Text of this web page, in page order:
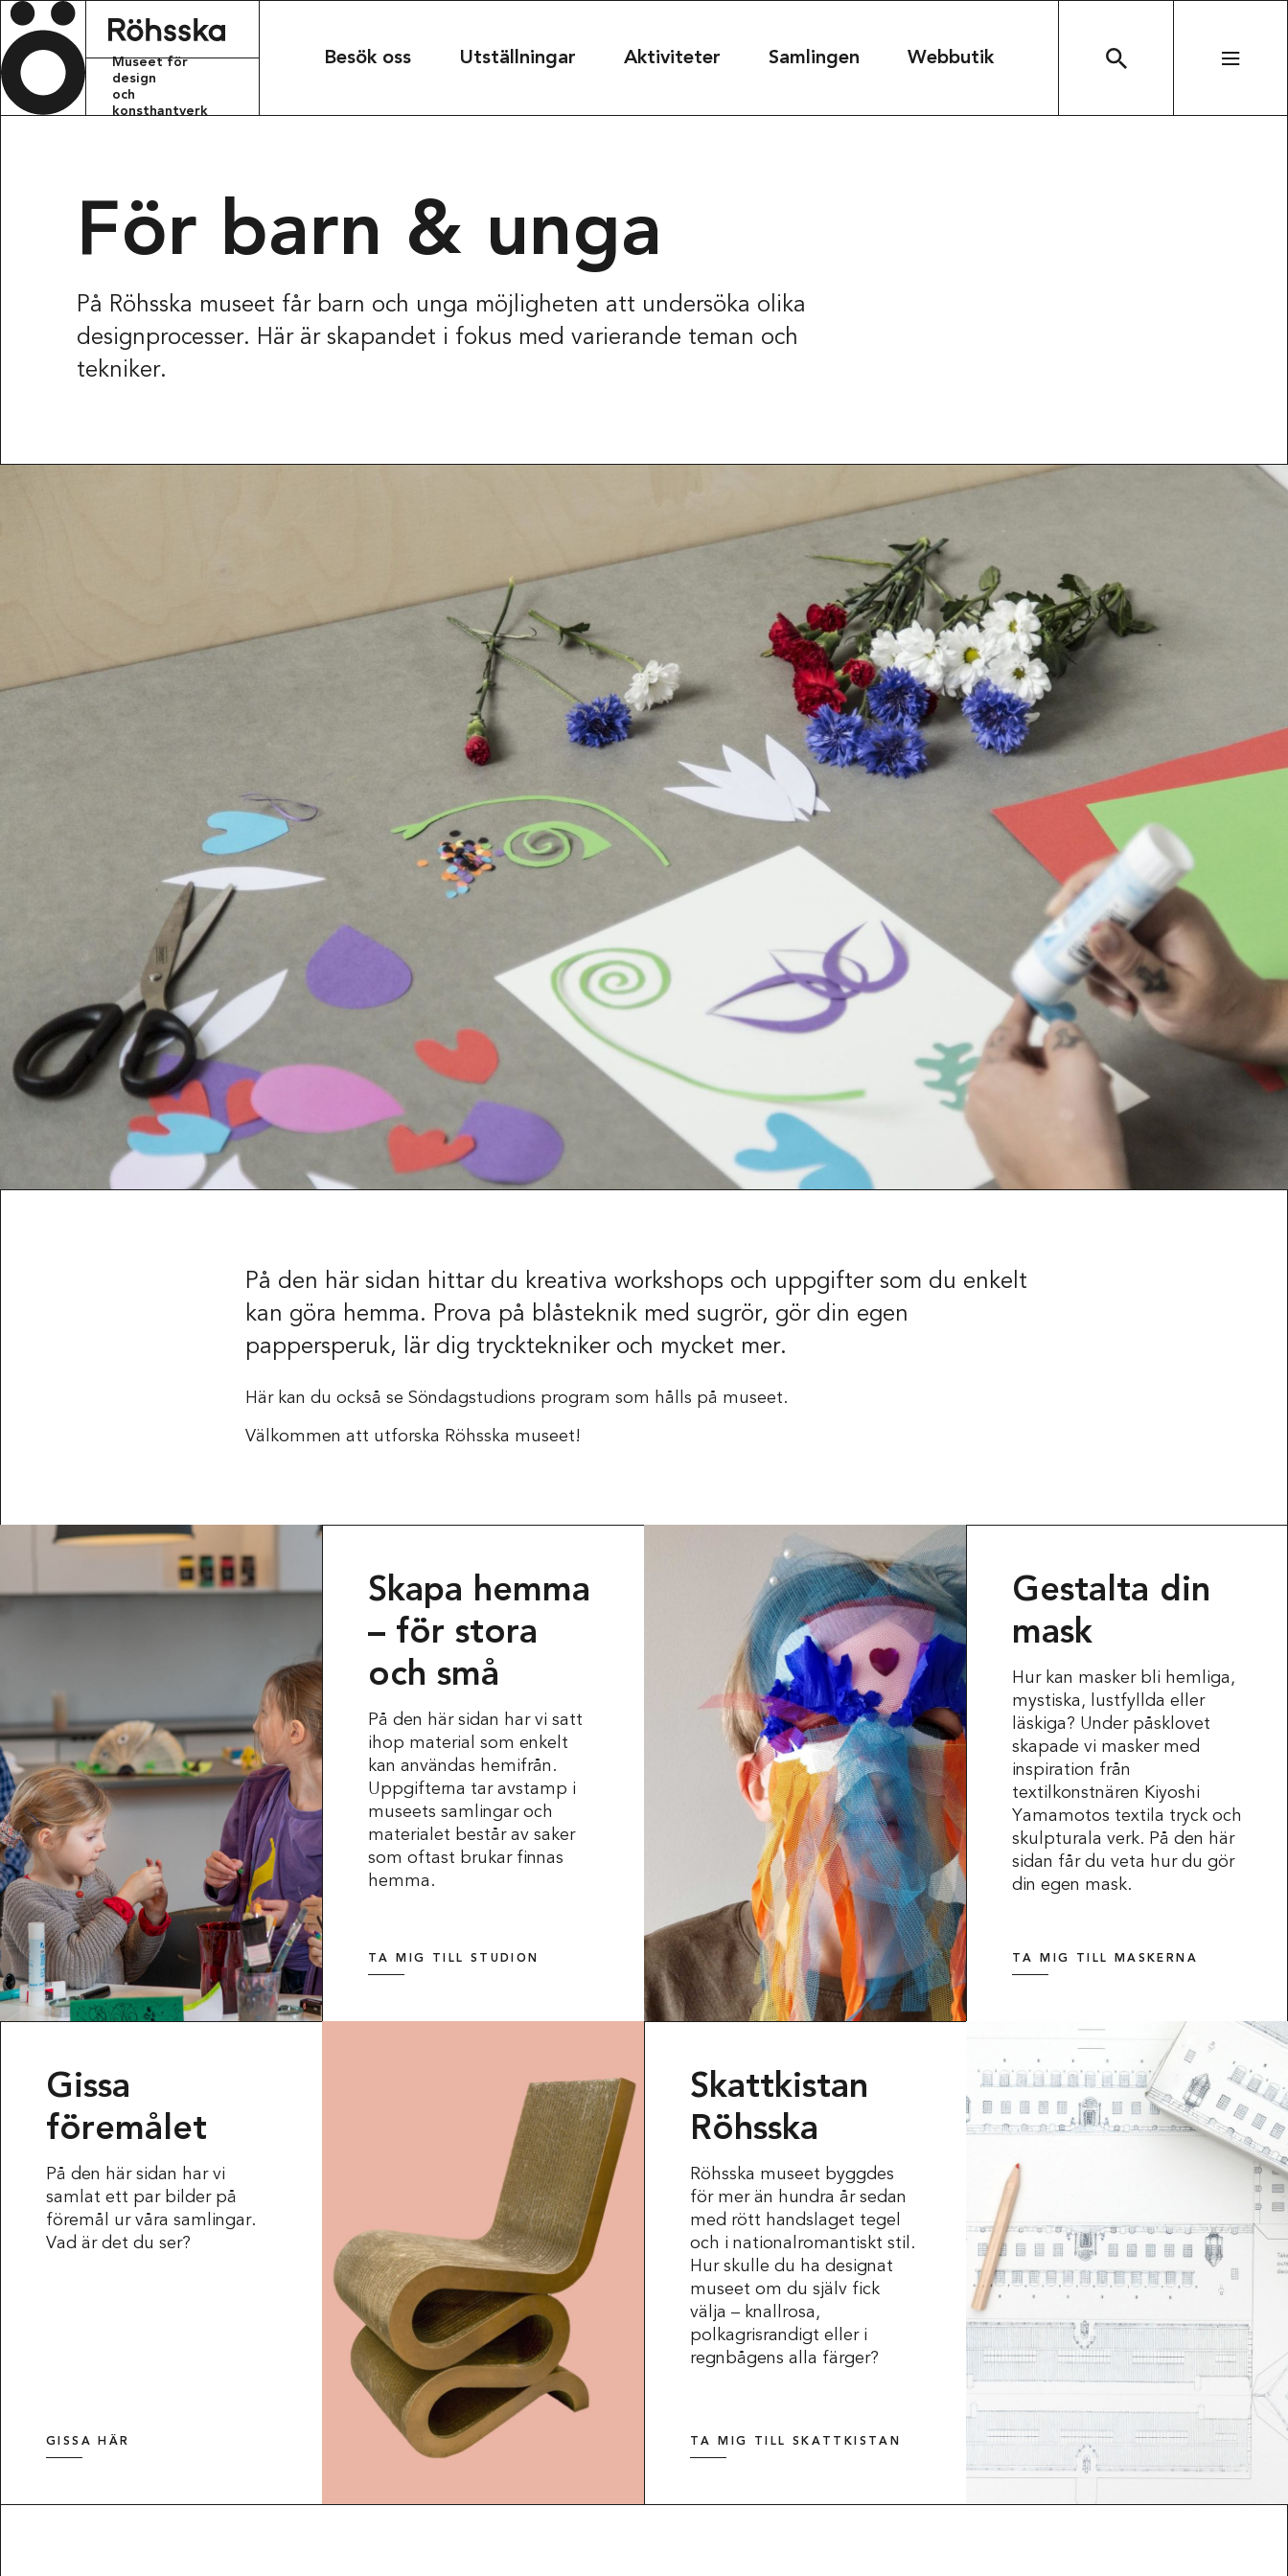
Museet för
design
och
konsthantverk
Besök oss Utställningar Aktiviteter Samlingen Webbutik
info.rohsskamuseet@kultur.goteborg.se
+46 31 368 31 50
BESÖKSADRESS
Röhsska museet
Vasagatan 37-39
Röhsska museet
Svenska English Deutsch
Projekt & samarbeten
Skola
Kontakta oss
Press & Media
För barn & unga
På Röhsska museet får barn och unga möjligheten att undersöka olika
designprocesser. Här är skapandet i fokus med varierande teman och
tekniker.
På den här sidan hittar du kreativa workshops och uppgifter som du enkelt
kan göra hemma. Prova på blåsteknik med sugrör, gör din egen
pappersperuk, lär dig trycktekniker och mycket mer.
Här kan du också se Söndagstudions program som hålls på museet.
Välkommen att utforska Röhsska museet!
Skapa hemma
– för stora
och små
På den här sidan har vi satt
ihop material som enkelt
kan användas hemifrån.
Uppgifterna tar avstamp i
museets samlingar och
materialet består av saker
som oftast brukar finnas
hemma.
TA MIG TILL STUDION
Gestalta din
mask
Hur kan masker bli hemliga,
mystiska, lustfyllda eller
läskiga? Under påsklovet
skapade vi masker med
inspiration från
textilkonstnären Kiyoshi
Yamamotos textila tryck och
skulpturala verk. På den här
sidan får du veta hur du gör
din egen mask.
TA MIG TILL MASKERNA
Gissa
föremålet
På den här sidan har vi
samlat ett par bilder på
föremål ur våra samlingar.
Vad är det du ser?
GISSA HÄR
Skattkistan
Röhsska
Röhsska museet byggdes
för mer än hundra år sedan
med rött handslaget tegel
och i nationalromantiskt stil.
Hur skulle du ha designat
museet om du själv fick
välja – knallrosa,
polkagrisrandigt eller i
regnbågens alla färger?
TA MIG TILL SKATTKISTAN